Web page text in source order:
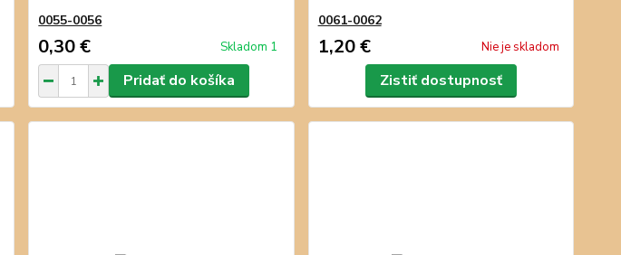
0055-0056
0,30 € Skladom 1
Pridať do košíka
0061-0062
1,20 € Nie je skladom
Zistiť dostupnosť